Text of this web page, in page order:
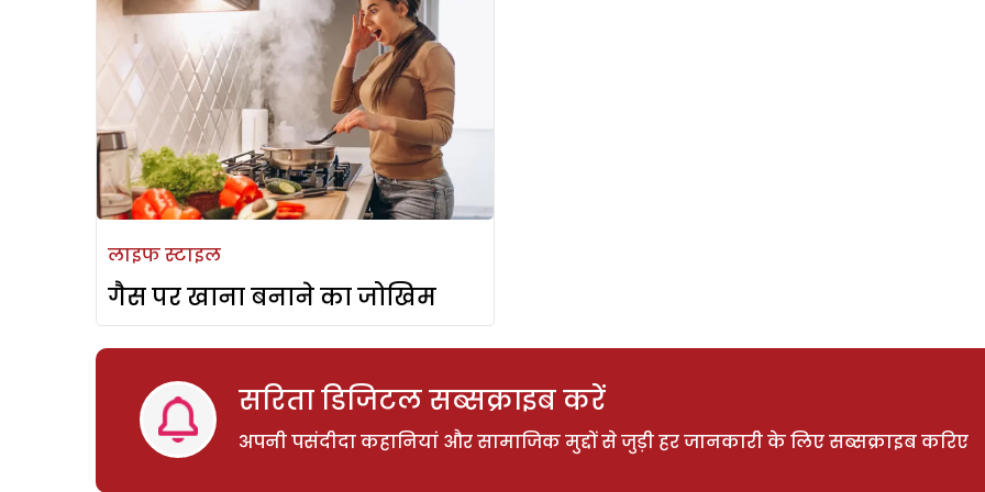
लाइफ स्टाइल
गैस पर खाना बनाने का जोखिम
सरिता डिजिटल सब्सक्राइब करें
अपनी पसंदीदा कहानियां और सामाजिक मुद्दों से जुड़ी हर जानकारी के लिए सब्सक्राइब करिए